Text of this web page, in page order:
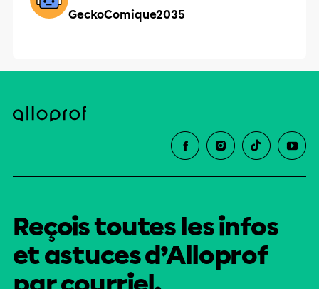
GeckoComique2035
Reçois toutes les infos
et astuces d’Alloprof